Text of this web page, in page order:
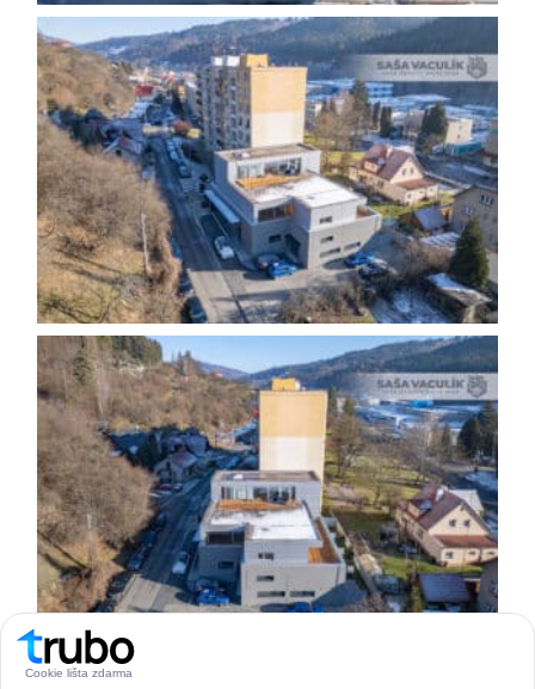
Cookie lišta zdarma